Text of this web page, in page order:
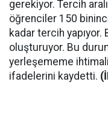
gerekiyor. Tercih
öğrenciler 150
kadar tercih
oluşturuyor. Bu
yerleşememe
ifadelerini kaydetti.